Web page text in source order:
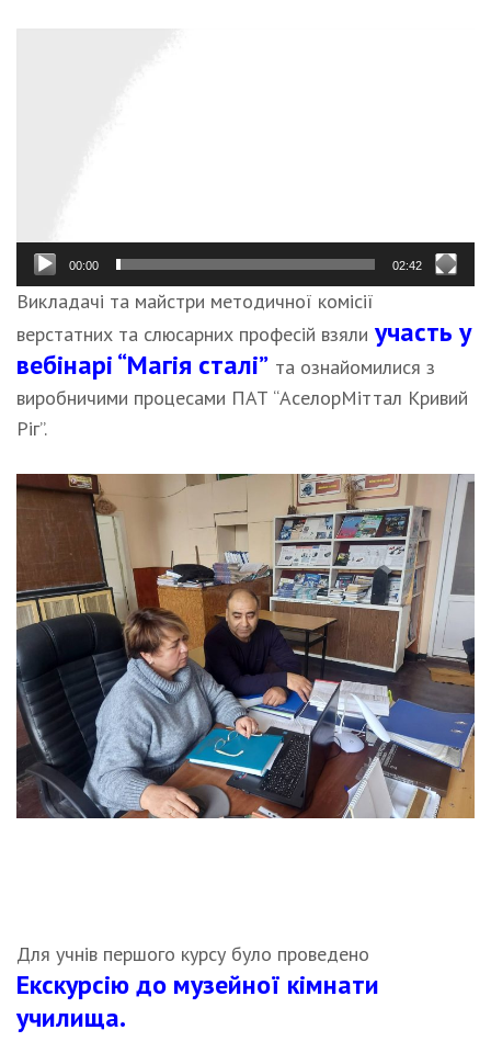
00:00 02:42
Викладачі та майстри методичної комісії
верстатних та слюсарних професій взяли участь у
вебінарі “Магія сталі” та ознайомилися з
виробничими процесами ПАТ “АселорМіттал Кривий
Ріг”.
Для учнів першого курсу було проведено
Екскурсію до музейної кімнати
училища.